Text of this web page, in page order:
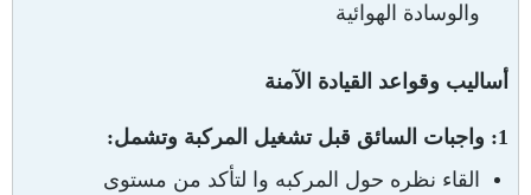
والوسادة الهوائية
أساليب وقواعد القيادة الآمنة
1: واجبات السائق قبل تشغيل المركبة وتشمل:
القاء نظره حول المركبه وا لتأكد من مستوى